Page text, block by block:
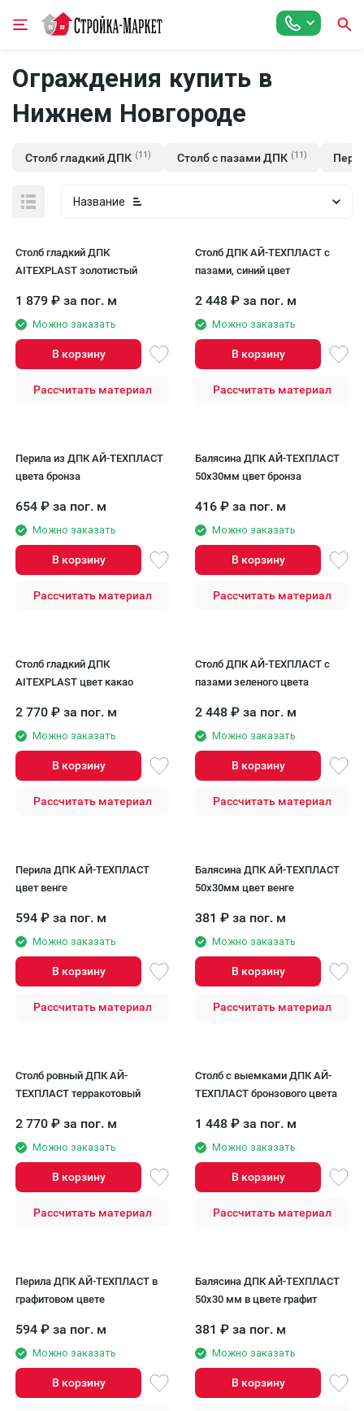
Ограждения купить в
Нижнем Новгороде
Столб гладкий ДПК (11) Столб с пазами ДПК (11)
Название
Столб гладкий ДПК
AITEXPLAST золотистый
1 879 ₽ за пог. м
Можно заказать
В корзину
Рассчитать материал
Столб ДПК АЙ-ТЕХПЛАСТ с
пазами, синий цвет
2 448 ₽ за пог. м
Можно заказать
В корзину
Рассчитать материал
Перила из ДПК AЙ-ТЕХПЛАСТ
цвета бронза
654 ₽ за пог. м
Можно заказать
В корзину
Рассчитать материал
Балясина ДПК АЙ-ТЕХПЛАСТ
50x30мм цвет бронза
416 ₽ за пог. м
Можно заказать
В корзину
Рассчитать материал
Столб гладкий ДПК
AITEXPLAST цвет какао
2 770 ₽ за пог. м
Можно заказать
В корзину
Рассчитать материал
Столб ДПК АЙ-ТЕХПЛАСТ с
пазами зеленого цвета
2 448 ₽ за пог. м
Можно заказать
В корзину
Рассчитать материал
Перила ДПК AЙ-ТЕХПЛАСТ
цвет венге
594 ₽ за пог. м
Можно заказать
В корзину
Рассчитать материал
Балясина ДПК AЙ-ТЕХПЛАСТ
50x30мм цвет венге
381 ₽ за пог. м
Можно заказать
В корзину
Рассчитать материал
Столб ровный ДПК АЙ-
ТЕХПЛАСТ терракотовый
2 770 ₽ за пог. м
Можно заказать
В корзину
Рассчитать материал
Столб с выемками ДПК АЙ-
ТЕХПЛАСТ бронзового цвета
1 448 ₽ за пог. м
Можно заказать
В корзину
Рассчитать материал
Перила ДПК AЙ-ТЕХПЛАСТ в
графитовом цвете
594 ₽ за пог. м
Можно заказать
В корзину
Балясина ДПК АЙ-ТЕХПЛАСТ
50x30 мм в цвете графит
381 ₽ за пог. м
Можно заказать
В корзину